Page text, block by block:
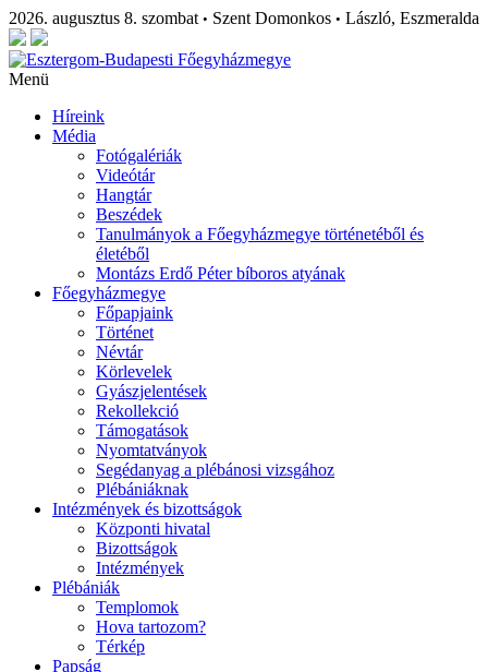
2026. augusztus 8. szombat • Szent Domonkos • László, Eszmeralda
Menü
Híreink
Média
Fotógalériák
Videótár
Hangtár
Beszédek
Tanulmányok a Főegyházmegye történetéből és
életéből
Montázs Erdő Péter bíboros atyának
Főegyházmegye
Főpapjaink
Történet
Névtár
Körlevelek
Gyászjelentések
Rekollekció
Támogatások
Nyomtatványok
Segédanyag a plébánosi vizsgához
Plébániáknak
Intézmények és bizottságok
Központi hivatal
Bizottságok
Intézmények
Plébániák
Templomok
Hova tartozom?
Térkép
Papság